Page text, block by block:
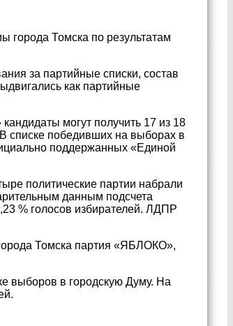
города Томска по результатам
за партийные списки, состав
как партийные
могут получить 17 из 18
списке победивших на выборах в
поддержанных «Единой
политические партии набрали
данным подсчета
% голосов избирателей. ЛДПР
Томска партия «ЯБЛОКО»,
выборов в городскую Думу. На